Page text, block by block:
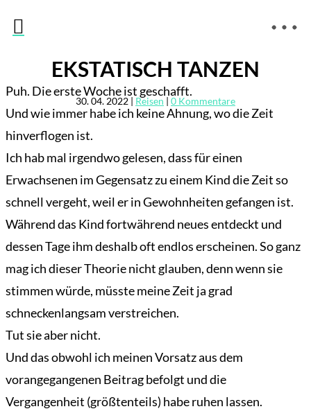

EKSTATISCH TANZEN
30. 04. 2022 | Reisen | 0 Kommentare
Puh. Die erste Woche ist geschafft.
Und wie immer habe ich keine Ahnung, wo die Zeit
hinverflogen ist.
Ich hab mal irgendwo gelesen, dass für einen
Erwachsenen im Gegensatz zu einem Kind die Zeit so
schnell vergeht, weil er in Gewohnheiten gefangen ist.
Während das Kind fortwährend neues entdeckt und
dessen Tage ihm deshalb oft endlos erscheinen. So ganz
mag ich dieser Theorie nicht glauben, denn wenn sie
stimmen würde, müsste meine Zeit ja grad
schneckenlangsam verstreichen.
Tut sie aber nicht.
Und das obwohl ich meinen Vorsatz aus dem
vorangegangenen Beitrag befolgt und die
Vergangenheit (größtenteils) habe ruhen lassen.